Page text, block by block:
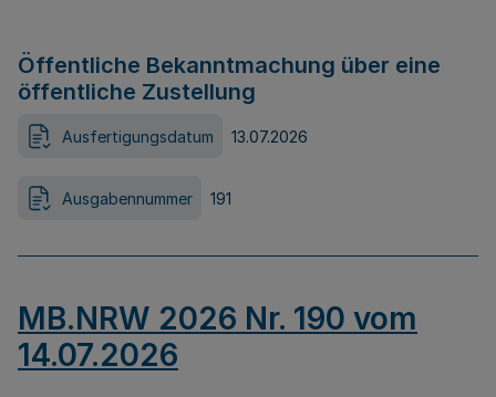
Öffentliche Bekanntmachung über eine
öffentliche Zustellung
Ausfertigungsdatum 13.07.2026
Ausgabennummer 191
MB.NRW 2026 Nr. 190 vom
14.07.2026